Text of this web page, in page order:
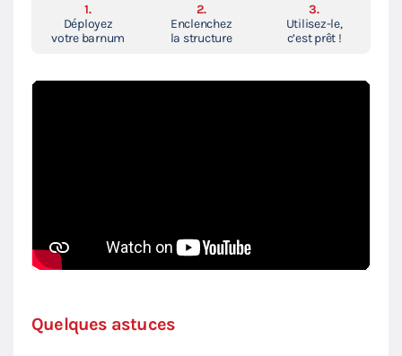
1.
Déployez
votre barnum
2.
Enclenchez
la structure
3.
Utilisez-le,
c’est prêt !
Quelques astuces